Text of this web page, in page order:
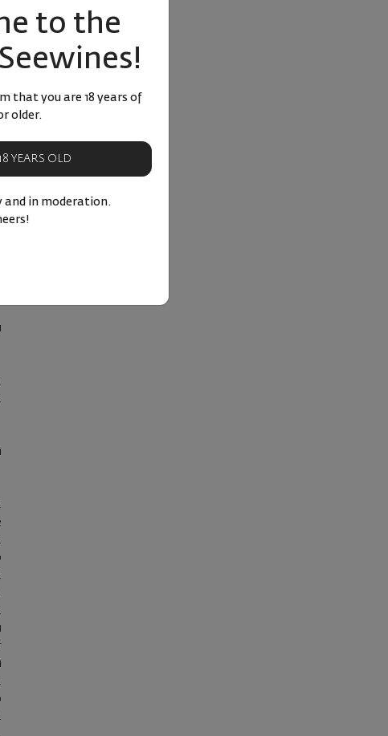
to the
that you are 18 years of
older.
YEARS OLD
and in moderation.